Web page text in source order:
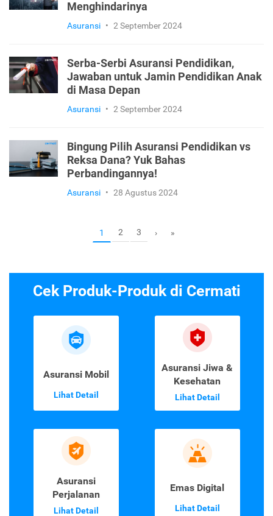
Menghindarinya
Asuransi • 2 September 2024
Serba-Serbi Asuransi Pendidikan,
Jawaban untuk Jamin Pendidikan Anak
di Masa Depan
Asuransi • 2 September 2024
Bingung Pilih Asuransi Pendidikan vs
Reksa Dana? Yuk Bahas
Perbandingannya!
Asuransi • 28 Agustus 2024
1 2 3 › »
Cek Produk-Produk di Cermati
Asuransi Mobil
Lihat Detail
Asuransi Jiwa &
Kesehatan
Lihat Detail
Asuransi
Perjalanan
Lihat Detail
Emas Digital
Lihat Detail